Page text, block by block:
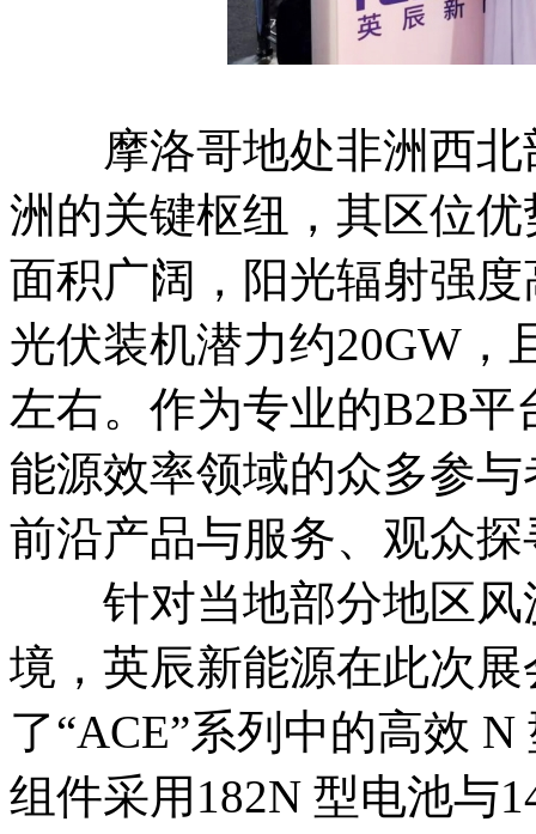
摩洛哥地处非洲西北
洲的关键枢纽，其区位
面积广阔，阳光辐射强
光伏装机潜力约20GW，
左右。作为专业的B2B
能源效率领域的众多参
前沿产品与服务、观众
针对当地部分地区风
境，英辰新能源在此次
了“ACE”系列中的高效
组件采用182N 型电池与